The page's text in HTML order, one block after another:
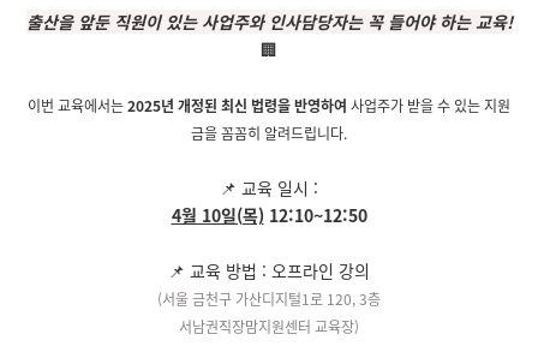
출산을 앞둔 직원이 있는 사업주와 인사담당자는 꼭 들어야 하는 교육!
🏢
이번 교육에서는2025년 개정된 최신 법령을 반영하여 사업주가 받을 수 있는 지원
금을 꼼꼼히 알려드립니다.
📌 교육 일시 :
4월 10일(목) 12:10~12:50
📌 교육 방법 : 오프라인 강의
(서울 금천구 가산디지털1로 120, 3층
서남권직장맘지원센터 교육장)